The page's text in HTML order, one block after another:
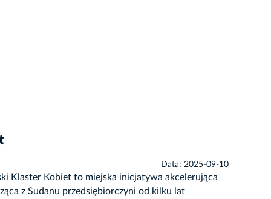
Data: 2025-09-10
Klaster Kobiet to miejska inicjatywa akcelerująca
z Sudanu przedsiębiorczyni od kilku lat